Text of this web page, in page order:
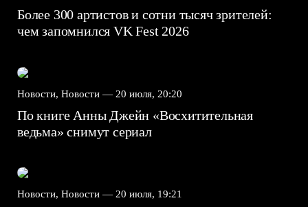
Более 300 артистов и сотни тысяч зрителей:
чем запомнился VK Fest 2026
Новости, Новости — 20 июля, 20:20
По книге Анны Джейн «Восхитительная
ведьма» снимут сериал
Новости, Новости — 20 июля, 19:21